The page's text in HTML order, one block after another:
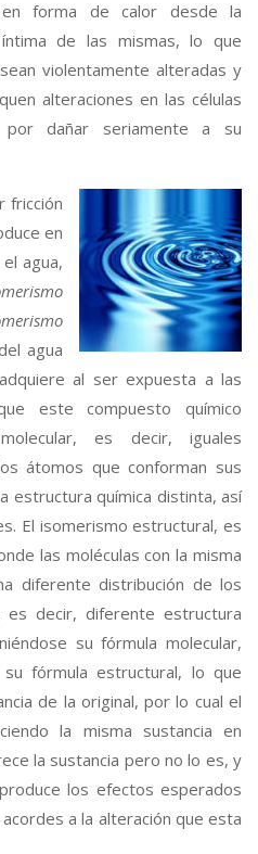
forma de calor desde la
de las mismas, lo que
violentamente alteradas y
alteraciones en las células
dañar seriamente a su
fricción
en
agua,
agua
al ser expuesta a las
este compuesto químico
es decir, iguales
átomos que conforman sus
estructura química distinta, así
El isomerismo estructural, es
las moléculas con la misma
diferente distribución de los
decir, diferente estructura
su fórmula molecular,
fórmula estructural, lo que
de la original, por lo cual el
la misma sustancia en
la sustancia pero no lo es, y
los efectos esperados
a la alteración que esta